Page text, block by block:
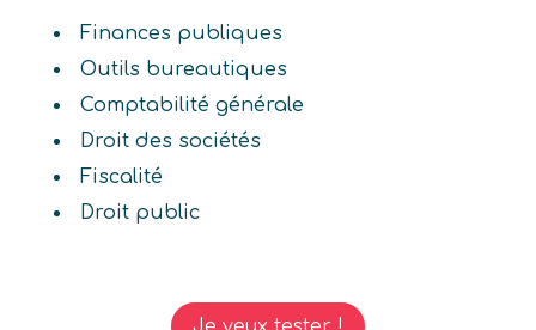
Finances publiques
Outils bureautiques
Comptabilité générale
Droit des sociétés
Fiscalité
Droit public